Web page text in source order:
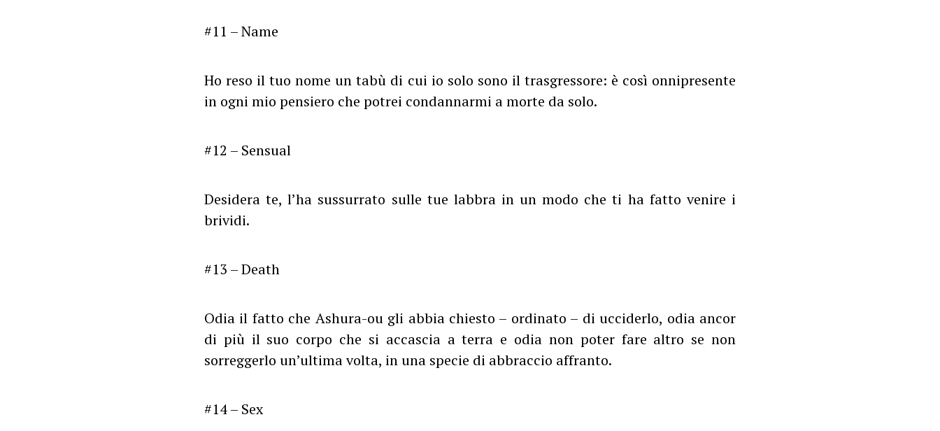
#11 – Name
Ho reso il tuo nome un tabù di cui io solo sono il trasgressore: è così onnipresente
in ogni mio pensiero che potrei condannarmi a morte da solo.
#12 – Sensual
Desidera te, l’ha sussurrato sulle tue labbra in un modo che ti ha fatto venire i
brividi.
#13 – Death
Odia il fatto che Ashura-ou gli abbia chiesto – ordinato – di ucciderlo, odia ancor
di più il suo corpo che si accascia a terra e odia non poter fare altro se non
sorreggerlo un’ultima volta, in una specie di abbraccio affranto.
#14 – Sex